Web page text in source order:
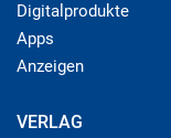
Digitalprodukte
Apps
Anzeigen
VERLAG